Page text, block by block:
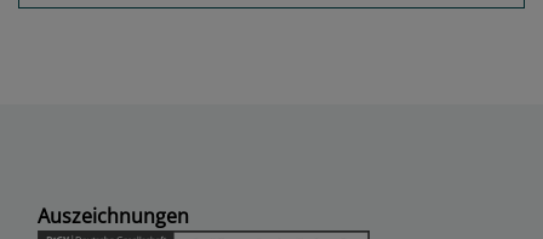
Auszeichnungen